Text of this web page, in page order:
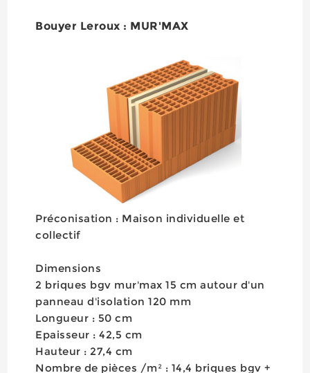
Bouyer Leroux : MUR'MAX
Préconisation : Maison individuelle et
collectif
Dimensions
2 briques bgv mur'max 15 cm autour d'un
panneau d'isolation 120 mm
Longueur : 50 cm
Epaisseur : 42,5 cm
Hauteur : 27,4 cm
Nombre de pièces /m² : 14,4 briques bgv +